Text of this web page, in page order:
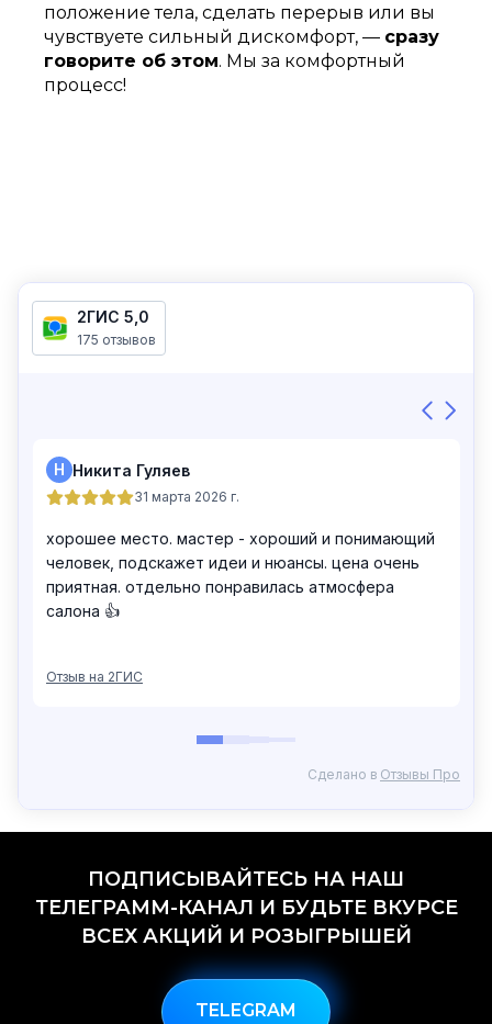
положение тела, сделать перерыв или вы
чувствуете сильный дискомфорт, — сразу
говорите об этом. Мы за комфортный
процесс!
ПОДПИСЫВАЙТЕСЬ НА НАШ
ТЕЛЕГРАММ-КАНАЛ И БУДЬТЕ ВКУРСЕ
ВСЕХ АКЦИЙ И РОЗЫГРЫШЕЙ
TELEGRAM